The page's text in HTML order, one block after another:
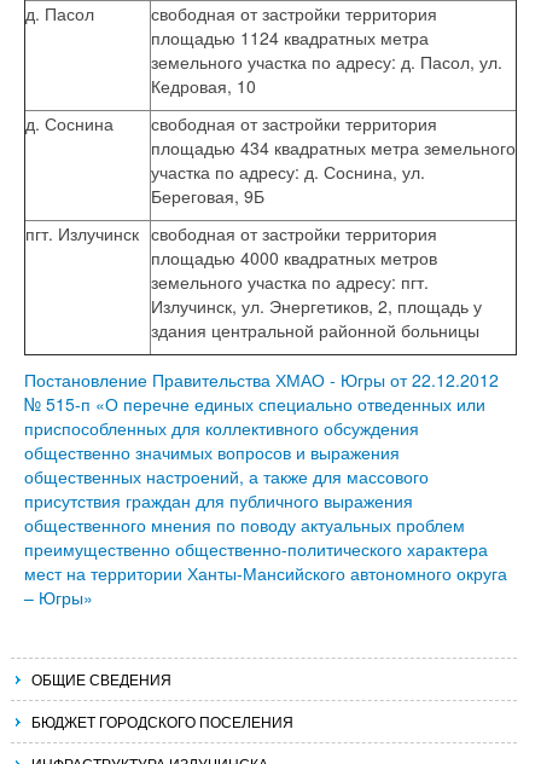
д. Пасол
свободная от застройки территория
площадью 1124 квадратных метра
земельного участка по адресу: д. Пасол, ул.
Кедровая, 10
д. Соснина
свободная от застройки территория
площадью 434 квадратных метра земельного
участка по адресу: д. Соснина, ул.
Береговая, 9Б
пгт. Излучинск свободная от застройки территория
площадью 4000 квадратных метров
земельного участка по адресу: пгт.
Излучинск, ул. Энергетиков, 2, площадь у
здания центральной районной больницы
Постановление Правительства ХМАО - Югры от 22.12.2012
№ 515-п «О перечне единых специально отведенных или
приспособленных для коллективного обсуждения
общественно значимых вопросов и выражения
общественных настроений, а также для массового
присутствия граждан для публичного выражения
общественного мнения по поводу актуальных проблем
преимущественно общественно-политического характера
мест на территории Ханты-Мансийского автономного округа
– Югры»
ОБЩИЕ СВЕДЕНИЯ
БЮДЖЕТ ГОРОДСКОГО ПОСЕЛЕНИЯ